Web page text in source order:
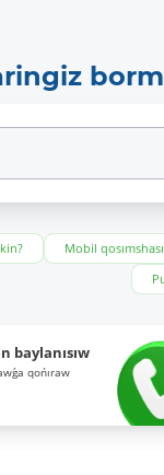
Mobil qosımshası
baylanısıw
qońıraw